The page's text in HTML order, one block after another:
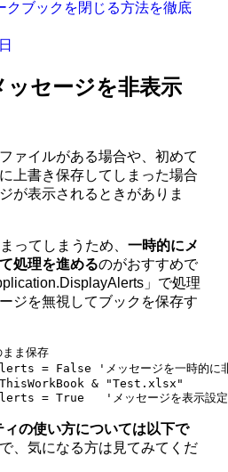
クブックを閉じる方法を徹底
ッセージを非表示
ァイルがある場合や、初めて
上書き保存してしまった場合
が表示されるときがありま
ってしまうため、一時的にメ
処理を進めるのがおすすめで
」で処理
ジを無視してブックを保存す
ま保存
= False 'メッセージを一時的に
ThisWorkBook & "Test.xlsx"
= True   'メッセージを表示設定
の使い方については以下で
、気になる方は見てみてくだ